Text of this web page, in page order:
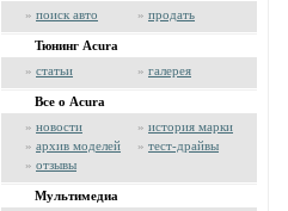
» поиск авто » продать
Тюнинг Acura
» статьи » галерея
Все о Acura
» новости » история марки
» архив моделей » тест-драйвы
» отзывы
Мультимедиа